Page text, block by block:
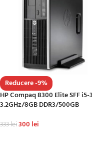
Reducere -9%
HP Compaq 8300 Elite SFF i5-
3.2GHz/8GB DDR3/500GB
333lei300 lei